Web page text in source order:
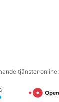
tjänster online.